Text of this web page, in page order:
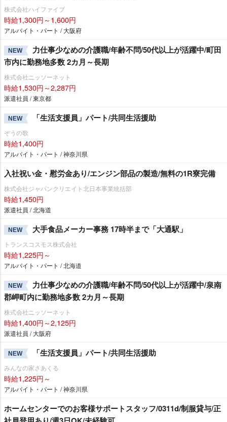
株式会社ハイファイブ
時給1,300円～1,600円
アルバイト・パート / 大阪府
NEW
力仕事少なめの介護職/年齢不問/50代以上が活躍中/町田
市内に勤務地多数 2カ月～長期
株式会社ニッソーネット
時給1,530円～2,287円
派遣社員 / 東京都
NEW 「生活支援員」パート/共同生活援助
ぞうの歌
時給1,400円
アルバイト・パート / 神奈川県
入社祝い金・慰労金あり/エンジン部品の製造/無料の1R寮完備
株式会社ジャパンクリエイト北日本事業統括部
時給1,450円
派遣社員 / 北海道
NEW 大手食品メーカー事務 17時半まで「大通駅」
トランスコスモス株式会社
時給1,225円～
アルバイト・パート / 北海道
NEW
力仕事少なめの介護職/年齢不問/50代以上が活躍中/泉南
郡岬町内に勤務地多数 2カ月～長期
株式会社ニッソーネット
時給1,400円～2,125円
派遣社員 / 大阪府
NEW 「生活支援員」パート/共同生活援助
みんなの家さあくる
時給1,225円～
アルバイト・パート / 神奈川県
ホームセンターでのお客様サポートスタッフ/0311d/制服貸与/正